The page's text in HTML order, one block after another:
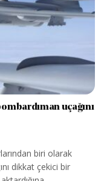
uçağını
biri olarak
dikkat çekici bir